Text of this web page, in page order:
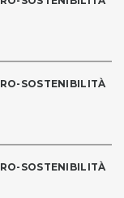
SOSTENIBILITÀ
SOSTENIBILITÀ